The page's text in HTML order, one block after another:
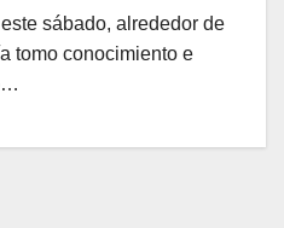
sábado, alrededor de
tomo conocimiento e